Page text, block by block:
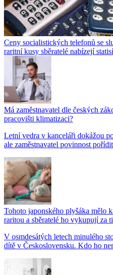
Ceny socialistických telefonů se
raritní kusy sběratelé nabízejí
Má zaměstnavatel dle českých
pracovišti klimatizaci?
Letní vedra v kanceláři dokážou
ale zaměstnavatel povinnost
Tohoto japonského plyšáka mělo
raritou a sběratelé ho vykupují za
V osmdesátých letech minulého
dítě v Československu. Kdo ho